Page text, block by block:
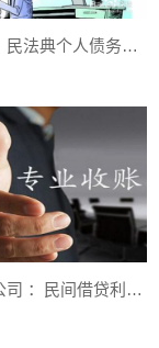
广州要债：民法典个人债务清偿顺序
广州要账公司 ：民间借贷利率上限是多少？